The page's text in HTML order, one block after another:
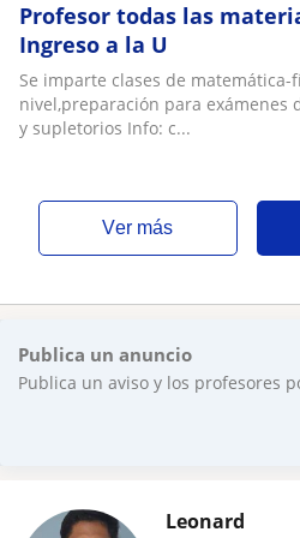
Profesor todas las
Ingreso a la U
Se imparte clases de
nivel,preparación para exámenes
y supletorios Info: c...
ver más
Publica un anuncio
Publica un aviso y los profesores
Leonard